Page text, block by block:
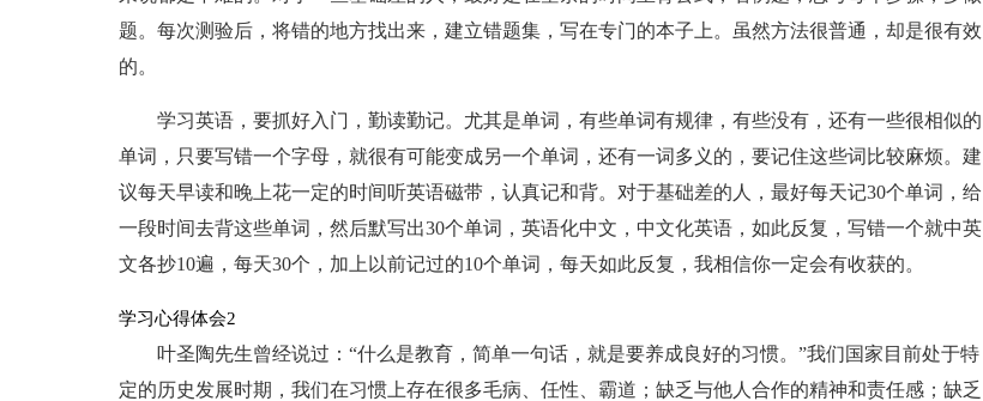
题。每次测验后，将错的地方找出来，建立错题集，写在专门的本子上。虽然方法很普通，却是很有效
的。
学习英语，要抓好入门，勤读勤记。尤其是单词，有些单词有规律，有些没有，还有一些很相似的
单词，只要写错一个字母，就很有可能变成另一个单词，还有一词多义的，要记住这些词比较麻烦。建
议每天早读和晚上花一定的时间听英语磁带，认真记和背。对于基础差的人，最好每天记30个单词，给
一段时间去背这些单词，然后默写出30个单词，英语化中文，中文化英语，如此反复，写错一个就中英
文各抄10遍，每天30个，加上以前记过的10个单词，每天如此反复，我相信你一定会有收获的。
学习心得体会2
叶圣陶先生曾经说过：“什么是教育，简单一句话，就是要养成良好的习惯。”我们国家目前处于特
定的历史发展时期，我们在习惯上存在很多毛病、任性、霸道；缺乏与他人合作的精神和责任感；缺乏